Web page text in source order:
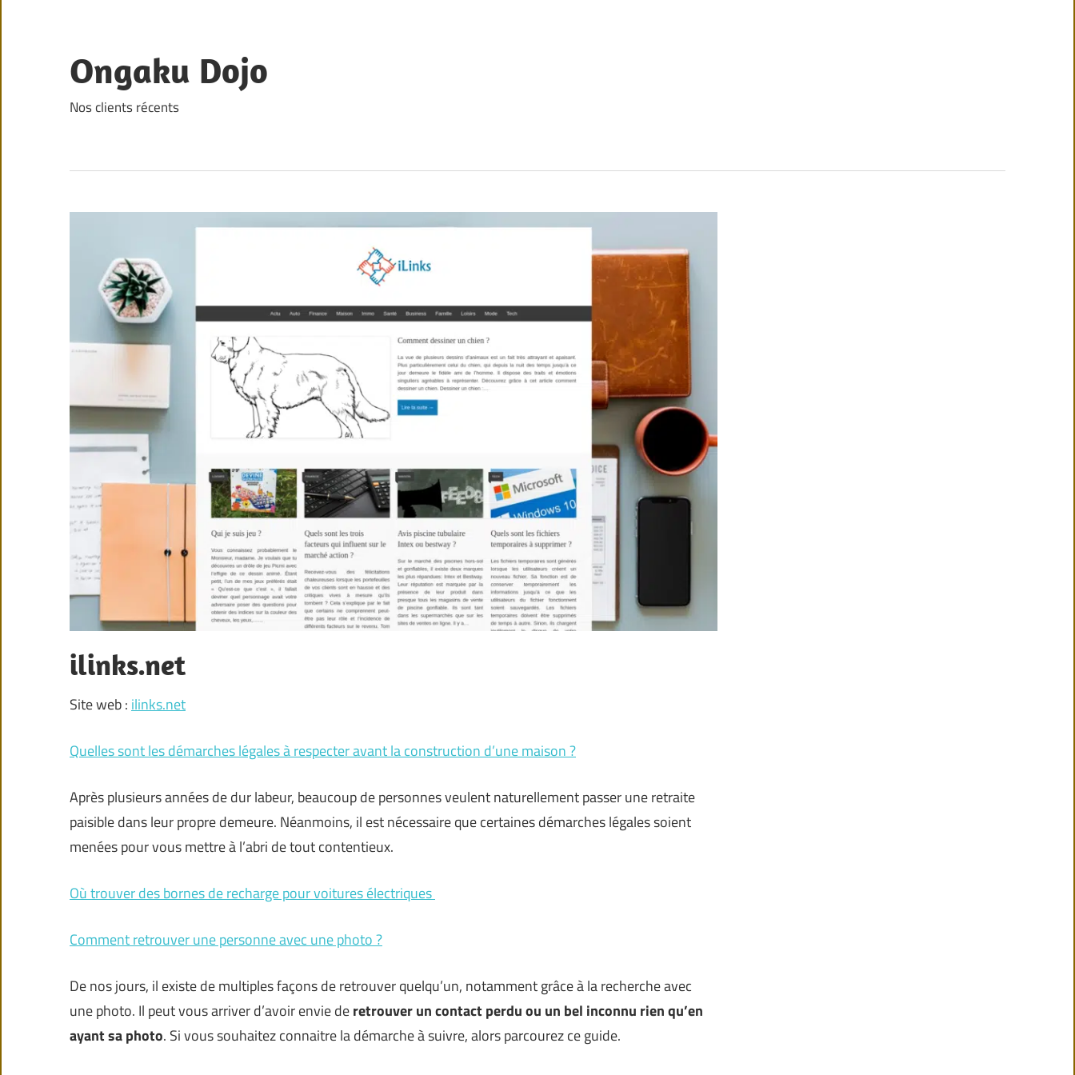
content
Ongaku Dojo
Nos clients récents
ilinks.net
Site web : ilinks.net
Quelles sont les démarches légales à respecter avant la construction d’une maison ?
Après plusieurs années de dur labeur, beaucoup de personnes veulent naturellement passer une retraite
paisible dans leur propre demeure. Néanmoins, il est nécessaire que certaines démarches légales soient
menées pour vous mettre à l’abri de tout contentieux.
Où trouver des bornes de recharge pour voitures électriques
Comment retrouver une personne avec une photo ?
De nos jours, il existe de multiples façons de retrouver quelqu’un, notamment grâce à la recherche avec
une photo. Il peut vous arriver d’avoir envie deretrouver un contact perdu ou un bel inconnu rien qu’en
ayant sa photo. Si vous souhaitez connaitre la démarche à suivre, alors parcourez ce guide.